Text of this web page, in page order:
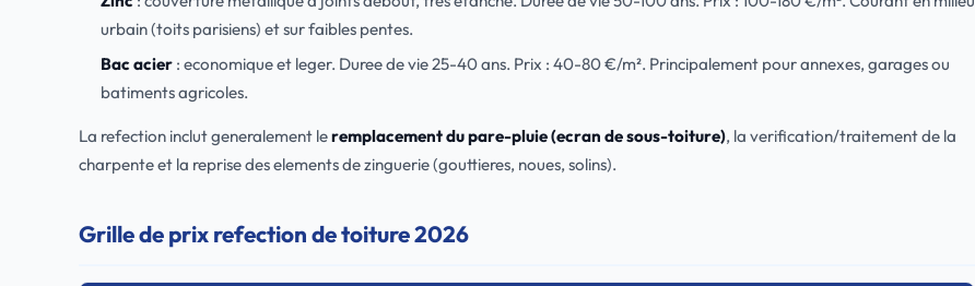
urbain (toits parisiens) et sur faibles pentes.
Bac acier: economique et leger. Duree de vie 25-40 ans. Prix : 40-80 €/m². Principalement pour annexes, garages ou
batiments agricoles.
La refection inclut generalement leremplacement du pare-pluie (ecran de sous-toiture), la verification/traitement de la
charpente et la reprise des elements de zinguerie (gouttieres, noues, solins).
Grille de prix refection de toiture 2026